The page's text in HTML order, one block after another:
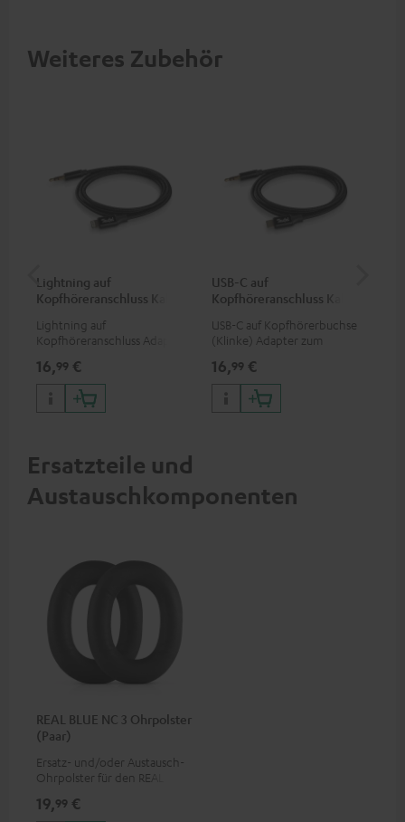
Weiteres Zubehör
Lightning auf
Kopfhöreranschluss Kabel
Lightning auf
Kopfhöreranschluss Adapter
Kopfhörern (mit
abnehmbarem Kabel) an
iPhone, iPad, iPod etc., oder
zum Anschluss an
kompatibel
16,99 €
USB-C auf
Kopfhöreranschluss Kabel
USB-C auf Kopfhörerbuchse
(Klinke) Adapter zum
(mit abnehmbaren Kabel) an
Smartphones und Tablets mit
USC-C-Port, oder zum
Anschluss an Audiogeräte,
16,99 €
Ersatzteile und
Austauschkomponenten
REAL BLUE NC 3 Ohrpolster
(Paar)
Ersatz- und/oder Austausch-
Ohrpolster für den REAL BLUE
19,99 €